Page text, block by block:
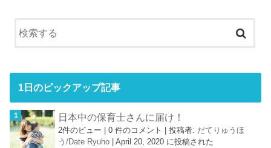
1日のピックアップ記事
日本中の保育士さんに届け！
2件のビュー |0 件のコメント |投稿者: だてりゅうほ
う/Date Ryuho |April 20, 2020 に投稿された